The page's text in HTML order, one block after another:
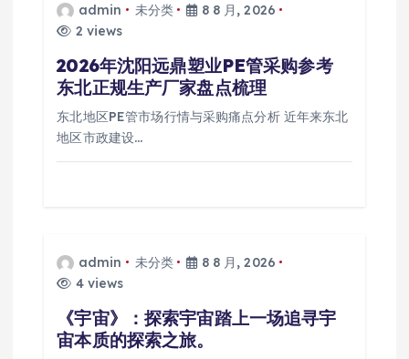
admin 未分类
8 8 月, 2026
2 views
2026年沈阳远鼎塑业PE管采购参考
东北正规生产厂家盘点梳理
东北地区PE管市场行情与采购痛点分析 近年来东北
地区市政建设…
admin 未分类
8 8 月, 2026
4 views
《宇宙》：探索宇宙踏上一场追寻宇
宙本质的探索之旅。